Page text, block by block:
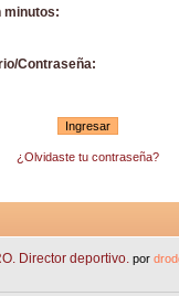
minutos:
Contraseña:
¿Olvidaste tu contraseña?
Director deportivo. por